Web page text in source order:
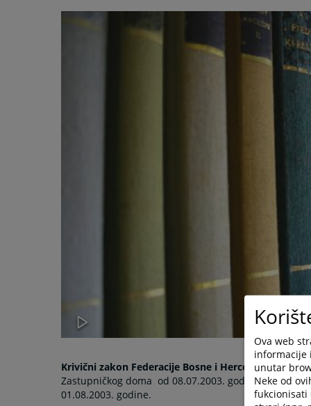
Krivični zakon Federacije Bosne i Hercegovinekojeg
Zastupničkog doma od 08.07.2003. godine i sjednici
01.08.2003. godine.
Ova web
informacije
unutar
Neke od
fukcionisati